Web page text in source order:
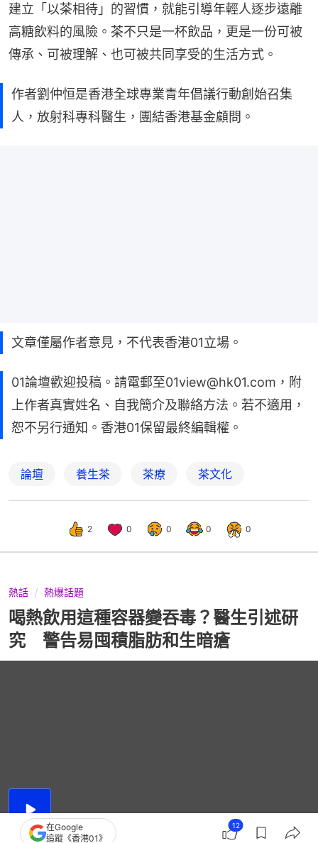
建立「以茶相待」的習慣，就能引導年輕人逐步遠離
高糖飲料的風險。茶不只是一杯飲品，更是一份可被
傳承、可被理解、也可被共同享受的生活方式。
作者劉仲恒是香港全球專業青年倡議行動創始召集
人，放射科專科醫生，團結香港基金顧問。
文章僅屬作者意見，不代表香港01立場。
01論壇歡迎投稿。請電郵至01view@hk01.com，附
上作者真實姓名、自我簡介及聯絡方法。若不適用，
恕不另行通知。香港01保留最終編輯權。
論壇 養生茶 茶療 茶文化
2 0 0 0 0
熱話 熱爆話題
喝熱飲用這種容器變吞毒？醫生引述研
究 警告易囤積脂肪和生暗瘡
播
放
影
1:19
在Google
追蹤《香港01》
12